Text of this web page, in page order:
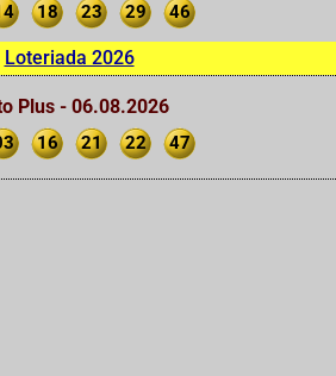
18 23 29 46
Loteriada 2026
Plus - 06.08.2026
16 21 22 47